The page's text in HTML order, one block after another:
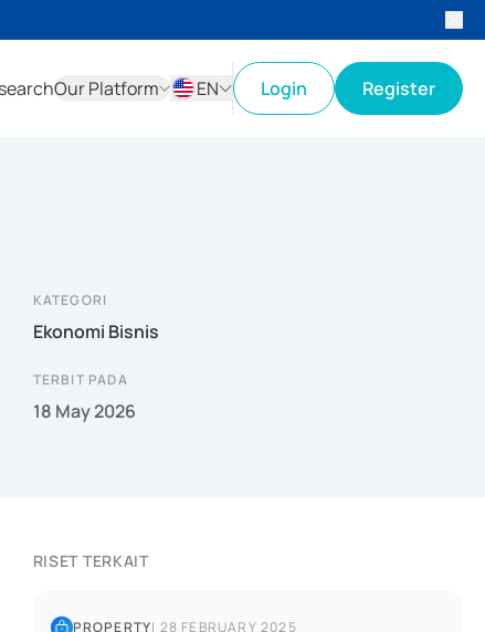
Our Platform
EN
Login Register
KATEGORI
Ekonomi Bisnis
TERBIT PADA
18 May 2026
RISET TERKAIT
PROPERTY| 28 FEBRUARY 2025